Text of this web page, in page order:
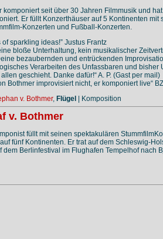
komponiert seit über 30 Jahren Filmmusik und
Er füllt Konzerthäuser auf 5 Kontinenten mit
Konzerten und Fußball-Konzerten.
of sparkling ideas!” Justus Frantz
bloße Unterhaltung, kein musikalischer
bezaubernden und entrückenden
Verarbeiten des Unfassbaren und bisher
geschieht. Danke dafür!“ A. P. (Gast per mail)
Bothmer improvisiert nicht, er komponiert live“ BZ
v. Bothmer, Flügel | Komposition
v. Bothmer
füllt mit seinen spektakulären
fünf Kontinenten. Er trat auf dem Schleswig-
dem Berlinfestival im Flughafen Tempelhof nach